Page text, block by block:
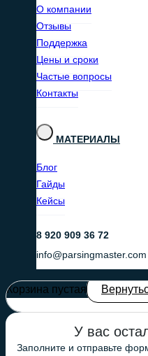
О компании
Отзывы
Поддержка
Цены и сроки
Частые вопросы
Контакты
МАТЕРИАЛЫ
Блог
Гайды
Кейсы
8 920 909 36 72
info@parsingmaster.com
Корзина пустая
У вас
Заполните и отправьте